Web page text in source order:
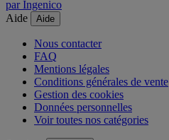
par Ingenico
Aide
Aide
Nous contacter
FAQ
Mentions légales
Conditions générales de vente
Gestion des cookies
Données personnelles
Voir toutes nos catégories